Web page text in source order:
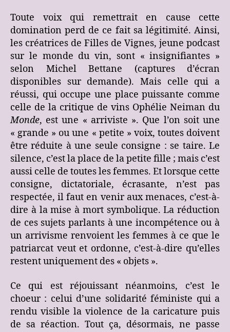
Toute voix qui remettrait en cause cette
domination perd de ce fait sa légitimité. Ainsi,
les créatrices de Filles de Vignes, jeune podcast
sur le monde du vin, sont « insignifiantes »
selon Michel Bettane (captures d’écran
disponibles sur demande). Mais celle qui a
réussi, qui occupe une place puissante comme
celle de la critique de vins Ophélie Neiman du
Monde, est une « arriviste ». Que l’on soit une
« grande » ou une « petite » voix, toutes doivent
être réduite à une seule consigne : se taire. Le
silence, c’est la place de la petite fille ; mais c’est
aussi celle de toutes les femmes. Et lorsque cette
consigne, dictatoriale, écrasante, n’est pas
respectée, il faut en venir aux menaces, c’est-à-
dire à la mise à mort symbolique. La réduction
de ces sujets parlants à une incompétence ou à
un arrivisme renvoient les femmes à ce que le
patriarcat veut et ordonne, c’est-à-dire qu’elles
restent uniquement des « objets ».
Ce qui est réjouissant néanmoins, c’est le
choeur : celui d’une solidarité féministe qui a
rendu visible la violence de la caricature puis
de sa réaction. Tout ça, désormais, ne passe